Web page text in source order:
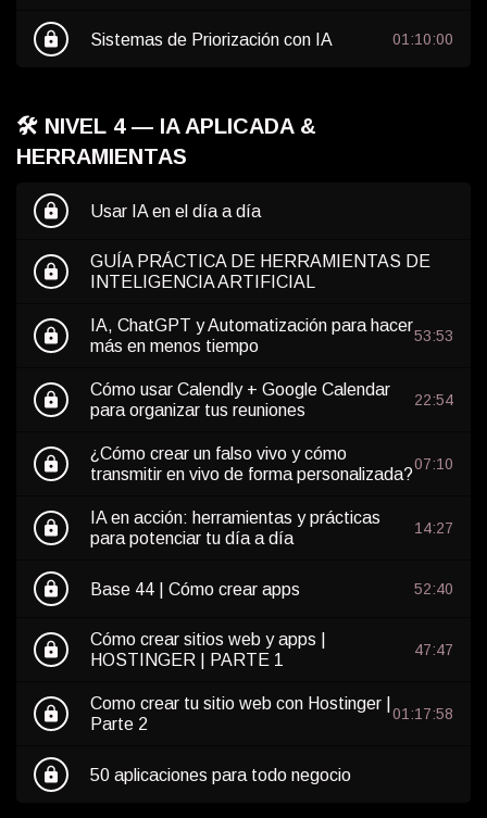
lock Sistemas de Priorización con IA 01:10:00
🛠️ NIVEL 4 — IA APLICADA &
HERRAMIENTAS
lock Usar IA en el día a día
lock
GUÍA PRÁCTICA DE HERRAMIENTAS DE
INTELIGENCIA ARTIFICIAL
lock
IA, ChatGPT y Automatización para hacer
más en menos tiempo
53:53
lock
Cómo usar Calendly + Google Calendar
para organizar tus reuniones
22:54
lock
¿Cómo crear un falso vivo y cómo
transmitir en vivo de forma personalizada?
07:10
lock
IA en acción: herramientas y prácticas
para potenciar tu día a día
14:27
lock Base 44 | Cómo crear apps 52:40
lock
Cómo crear sitios web y apps |
HOSTINGER | PARTE 1
47:47
lock
Como crear tu sitio web con Hostinger |
Parte 2
01:17:58
lock 50 aplicaciones para todo negocio